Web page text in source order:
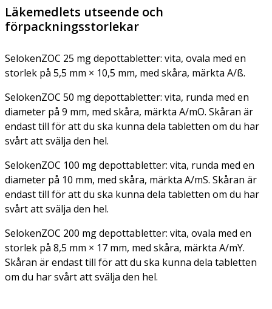
Läkemedlets utseende och
förpackningsstorlekar
SelokenZOC 25 mg depottabletter: vita, ovala med en
storlek på 5,5 mm × 10,5 mm, med skåra, märkta A/ß.
SelokenZOC 50 mg depottabletter: vita, runda med en
diameter på 9 mm, med skåra, märkta A/mO. Skåran är
endast till för att du ska kunna dela tabletten om du har
svårt att svälja den hel.
SelokenZOC 100 mg depottabletter: vita, runda med en
diameter på 10 mm, med skåra, märkta A/mS. Skåran är
endast till för att du ska kunna dela tabletten om du har
svårt att svälja den hel.
SelokenZOC 200 mg depottabletter: vita, ovala med en
storlek på 8,5 mm × 17 mm, med skåra, märkta A/mY.
Skåran är endast till för att du ska kunna dela tabletten
om du har svårt att svälja den hel.